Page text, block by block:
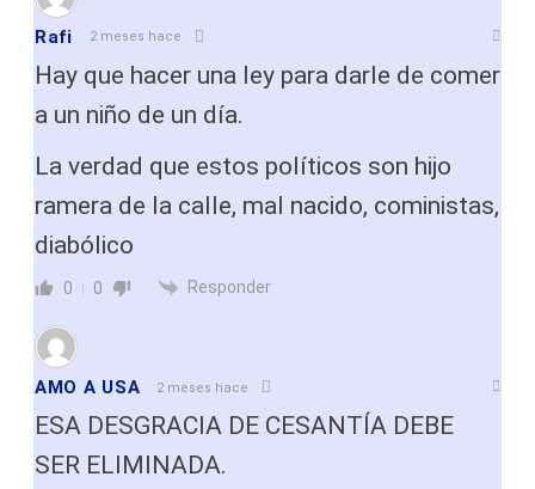
Rafi 2 meses hace
Hay que hacer una ley para darle de comer
a un niño de un día.
La verdad que estos políticos son hijo
ramera de la calle, mal nacido, coministas,
diabólico
0 0 Responder
AMO A USA 2 meses hace
ESA DESGRACIA DE CESANTÍA DEBE
SER ELIMINADA.